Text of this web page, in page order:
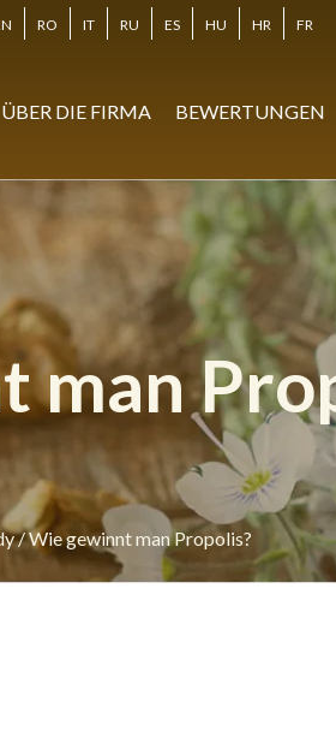
ÜBER DIE FIRMA BEWERTUNGEN
RO IT RU ES HU HR FR
man
/Wie gewinnt man Propolis?